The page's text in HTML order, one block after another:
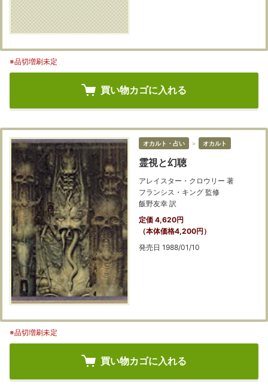
※品切増刷未定
買い物カゴに入れる
オカルト・占い ＞ オカルト
霊視と幻聴
アレイスター・クロウリー 著
フランシス・キング 監修
飯野友幸 訳
定価 4,620円
（本体価格4,200円）
発売日 1988/01/10
※品切増刷未定
買い物カゴに入れる